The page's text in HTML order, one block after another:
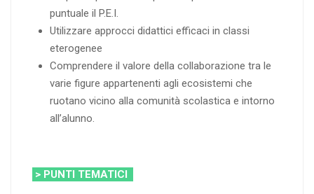
puntuale il P.E.I.
Utilizzare approcci didattici efficaci in classi
eterogenee
Comprendere il valore della collaborazione tra le
varie figure appartenenti agli ecosistemi che
ruotano vicino alla comunità scolastica e intorno
all’alunno.
> PUNTI TEMATICI